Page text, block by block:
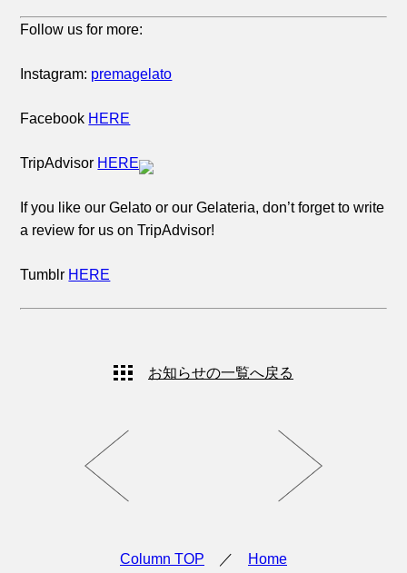
Follow us for more:
Instagram: premagelato
Facebook HERE
TripAdvisor HERE
If you like our Gelato or our Gelateria, don’t forget to write
a review for us on TripAdvisor!
Tumblr HERE
お知らせの一覧へ戻る
Column TOP ／ Home